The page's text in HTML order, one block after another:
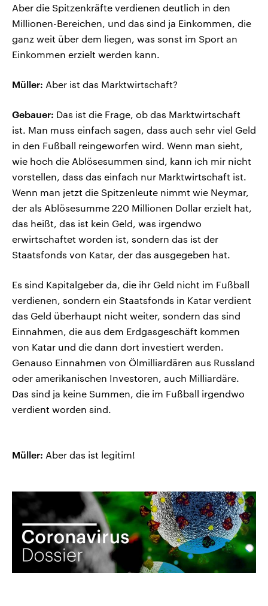
Aber die Spitzenkräfte verdienen deutlich in den
Millionen-Bereichen, und das sind ja Einkommen, die
ganz weit über dem liegen, was sonst im Sport an
Einkommen erzielt werden kann.
Müller: Aber ist das Marktwirtschaft?
Gebauer: Das ist die Frage, ob das Marktwirtschaft
ist. Man muss einfach sagen, dass auch sehr viel Geld
in den Fußball reingeworfen wird. Wenn man sieht,
wie hoch die Ablösesummen sind, kann ich mir nicht
vorstellen, dass das einfach nur Marktwirtschaft ist.
Wenn man jetzt die Spitzenleute nimmt wie Neymar,
der als Ablösesumme 220 Millionen Dollar erzielt hat,
das heißt, das ist kein Geld, was irgendwo
erwirtschaftet worden ist, sondern das ist der
Staatsfonds von Katar, der das ausgegeben hat.
Es sind Kapitalgeber da, die ihr Geld nicht im Fußball
verdienen, sondern ein Staatsfonds in Katar verdient
das Geld überhaupt nicht weiter, sondern das sind
Einnahmen, die aus dem Erdgasgeschäft kommen
von Katar und die dann dort investiert werden.
Genauso Einnahmen von Ölmilliardären aus Russland
oder amerikanischen Investoren, auch Milliardäre.
Das sind ja keine Summen, die im Fußball irgendwo
verdient worden sind.
Müller: Aber das ist legitim!